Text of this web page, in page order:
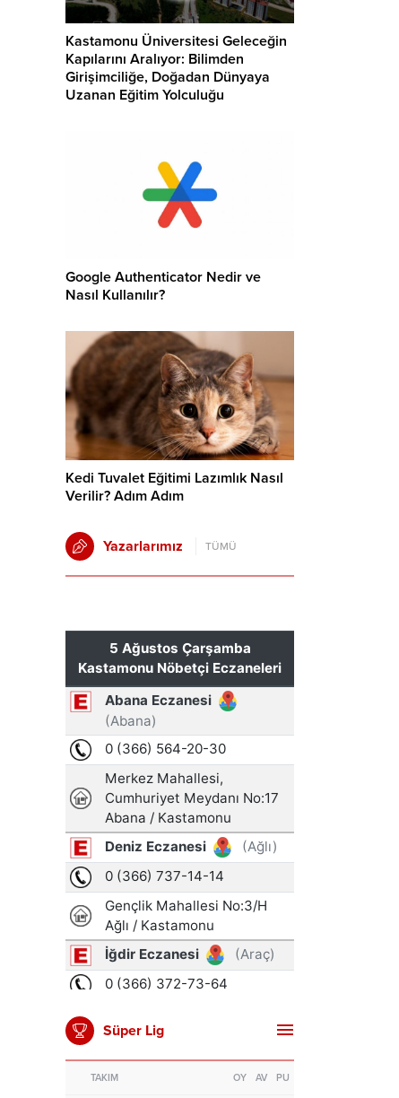
Kastamonu Üniversitesi Geleceğin
Kapılarını Aralıyor: Bilimden
Girişimciliğe, Doğadan Dünyaya
Uzanan Eğitim Yolculuğu
Google Authenticator Nedir ve
Nasıl Kullanılır?
Kedi Tuvalet Eğitimi Lazımlık Nasıl
Verilir? Adım Adım
Yazarlarımız TÜMÜ
Süper Lig
TAKIM OY AV PU